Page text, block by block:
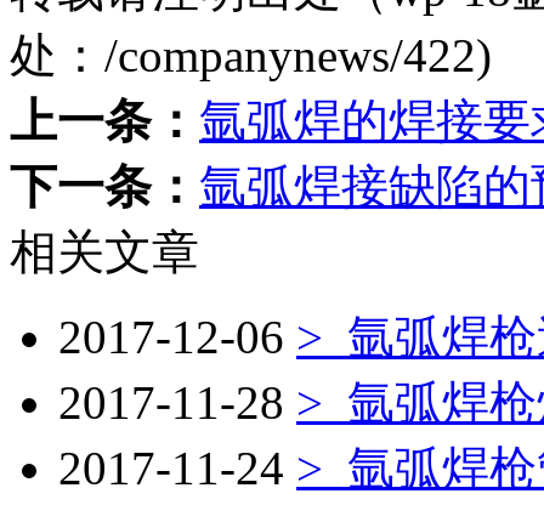
处： /companynews/422)
上一条： 氩弧焊的焊接
下一条： 氩弧焊接缺陷
相关文章
2017-12-06 > 氩弧焊
2017-11-28 > 氩弧焊
2017-11-24 > 氩弧焊